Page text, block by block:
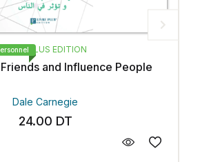
LIVRE PLUS EDITION
and Influence People
Dale Carnegie
24.00 DT